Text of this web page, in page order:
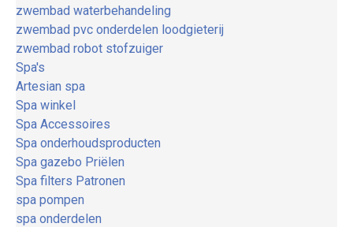
zwembad waterbehandeling
zwembad pvc onderdelen loodgieterij
zwembad robot stofzuiger
Spa's
Artesian spa
Spa winkel
Spa Accessoires
Spa onderhoudsproducten
Spa gazebo Priëlen
Spa filters Patronen
spa pompen
spa onderdelen